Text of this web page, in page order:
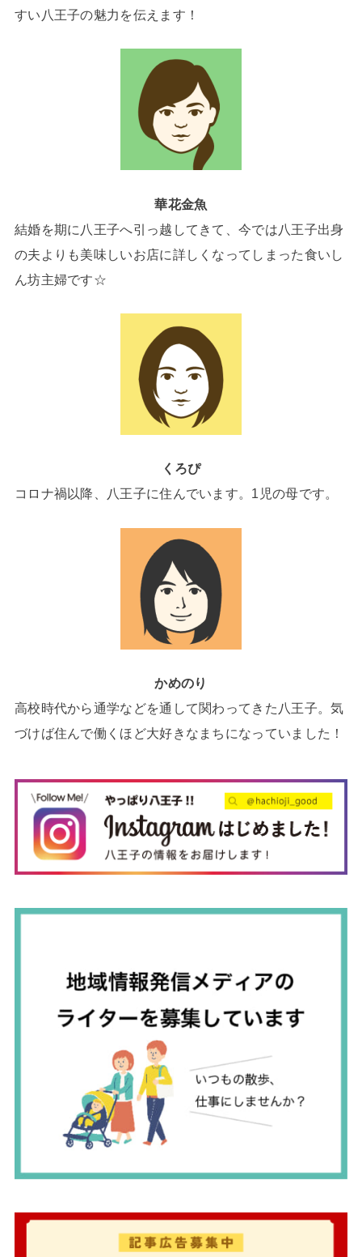
すい八王子の魅力を伝えます！
華花金魚
結婚を期に八王子へ引っ越してきて、今では八王子出身
の夫よりも美味しいお店に詳しくなってしまった食いし
ん坊主婦です☆
くろぴ
コロナ禍以降、八王子に住んでいます。1児の母です。
かめのり
高校時代から通学などを通して関わってきた八王子。気
づけば住んで働くほど大好きなまちになっていました！